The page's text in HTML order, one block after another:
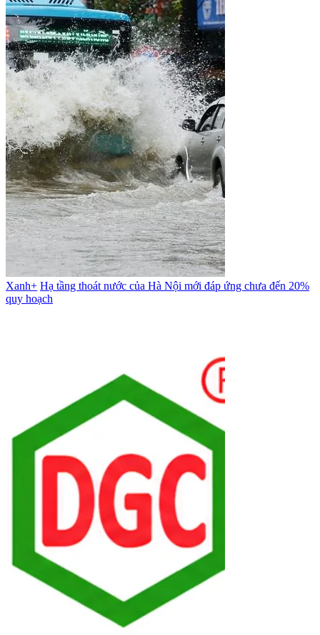
Xanh+ Hạ tầng thoát nước của Hà Nội mới đáp ứng chưa đến 20%
quy hoạch